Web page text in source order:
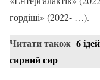
гордіші» (2022- …).
Читати також 6
сирний сир